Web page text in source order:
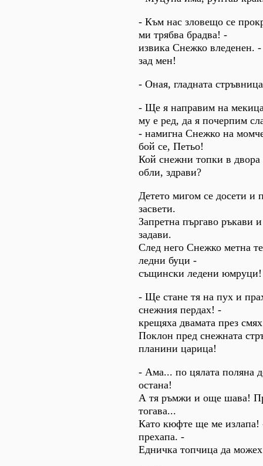
- Към нас зловещо се
ми трябва брадва! -
извика Снежко вледенен.
зад мен!
- Оная, гладната
- Ще я направим на
му е ред, да я почерпим
- намигна Снежко на
бой се, Петьо!
Кой снежни топки в двора
обли, здрави?
Детето мигом се досети и
засвети.
Запретна пъргаво ръкави
задави.
След него Снежко метна
ледни буци -
същински ледени юмруци!
- Ще стане тя на пух и
снежния пердах! -
крещяха двамата през
Поклон пред снежната
планини царица!
- Ама... по цялата поляна
остана!
А тя ръмжи и още шава!
тогава...
Като кюфте ще ме излапа!
прехапа. -
Едничка топчица да